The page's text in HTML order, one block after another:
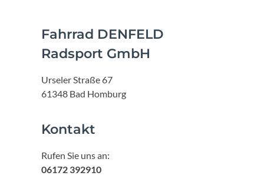
Fahrrad DENFELD
Radsport GmbH
Urseler Straße 67
61348 Bad Homburg
Kontakt
Rufen Sie uns an:
06172 392910